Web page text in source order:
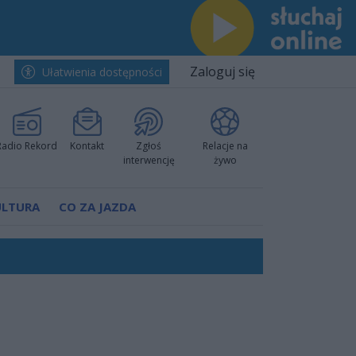
Ułatwienia dostępności Zaloguj się
Rekord Kontakt
Zgłoś
interwencję
Relacje na
żywo
CO ZA JAZDA